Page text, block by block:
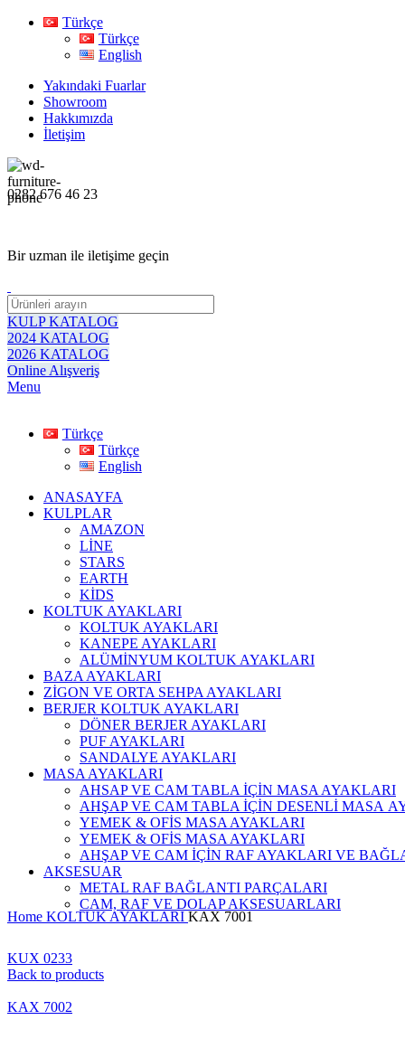
Türkçe
Türkçe
English
Yakındaki Fuarlar
Showroom
Hakkımızda
İletişim
0282 676 46 23
Bir uzman ile iletişime geçin
KULP KATALOG
2024 KATALOG
2026 KATALOG
Online Alışveriş
Menu
Türkçe
Türkçe
English
ANASAYFA
KULPLAR
AMAZON
LİNE
STARS
EARTH
KİDS
KOLTUK AYAKLARI
KOLTUK AYAKLARI
KANEPE AYAKLARI
ALÜMİNYUM KOLTUK AYAKLARI
BAZA AYAKLARI
ZİGON VE ORTA SEHPA AYAKLARI
BERJER KOLTUK AYAKLARI
DÖNER BERJER AYAKLARI
PUF AYAKLARI
SANDALYE AYAKLARI
MASA AYAKLARI
AHSAP VE CAM TABLA İÇİN MASA AYAKLARI
AHŞAP VE CAM TABLA İÇİN DESENLİ MASA
YEMEK & OFİS MASA AYAKLARI
YEMEK & OFİS MASA AYAKLARI
AHŞAP VE CAM İÇİN RAF AYAKLARI VE
AKSESUAR
METAL RAF BAĞLANTI PARÇALARI
CAM, RAF VE DOLAP AKSESUARLARI
Home KOLTUK AYAKLARI KAX 7001
KUX 0233
Back to products
KAX 7002